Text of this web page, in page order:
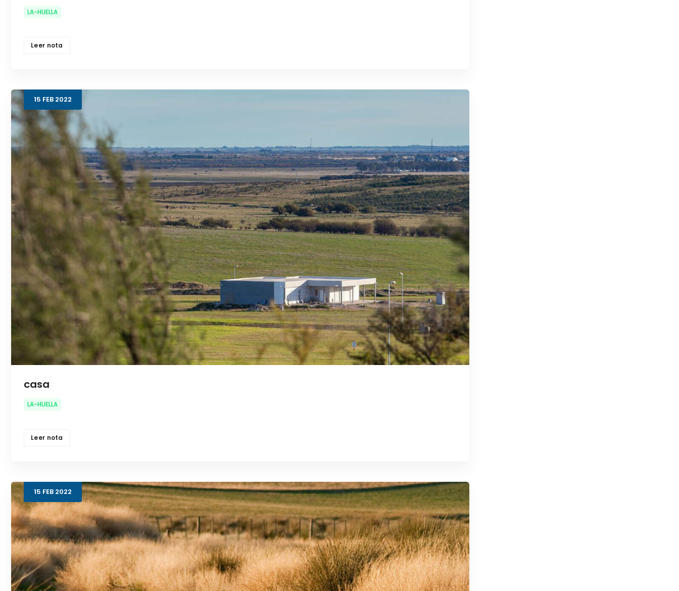
LA-HUELLA
Leer nota
15 FEB 2022
casa
LA-HUELLA
Leer nota
15 FEB 2022